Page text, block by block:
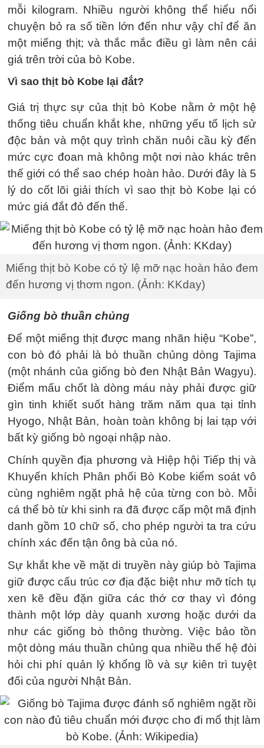
mỗi kilogram. Nhiều người không thể hiểu nổi
chuyện bỏ ra số tiền lớn đến như vậy chỉ để ăn
một miếng thịt; và thắc mắc điều gì làm nên cái
giá trên trời của bò Kobe.
Vì sao thịt bò Kobe lại đắt?
Giá trị thực sự của thịt bò Kobe nằm ở một hệ
thống tiêu chuẩn khắt khe, những yếu tố lịch sử
độc bản và một quy trình chăn nuôi cầu kỳ đến
mức cực đoan mà không một nơi nào khác trên
thế giới có thể sao chép hoàn hảo. Dưới đây là 5
lý do cốt lõi giải thích vì sao thịt bò Kobe lại có
mức giá đắt đỏ đến thế.
Miếng thịt bò Kobe có tỷ lệ mỡ nạc hoàn hảo đem
đến hương vị thơm ngon. (Ảnh: KKday)
Giống bò thuần chủng
Để một miếng thịt được mang nhãn hiệu “Kobe”,
con bò đó phải là bò thuần chủng dòng Tajima
(một nhánh của giống bò đen Nhật Bản Wagyu).
Điểm mấu chốt là dòng máu này phải được giữ
gìn tinh khiết suốt hàng trăm năm qua tại tỉnh
Hyogo, Nhật Bản, hoàn toàn không bị lai tạp với
bất kỳ giống bò ngoại nhập nào.
Chính quyền địa phương và Hiệp hội Tiếp thị và
Khuyến khích Phân phối Bò Kobe kiểm soát vô
cùng nghiêm ngặt phả hệ của từng con bò. Mỗi
cá thể bò từ khi sinh ra đã được cấp một mã định
danh gồm 10 chữ số, cho phép người ta tra cứu
chính xác đến tận ông bà của nó.
Sự khắt khe về mặt di truyền này giúp bò Tajima
giữ được cấu trúc cơ địa đặc biệt như mỡ tích tụ
xen kẽ đều đặn giữa các thớ cơ thay vì đóng
thành một lớp dày quanh xương hoặc dưới da
như các giống bò thông thường. Việc bảo tồn
một dòng máu thuần chủng qua nhiều thế hệ đòi
hỏi chi phí quản lý khổng lồ và sự kiên trì tuyệt
đối của người Nhật Bản.